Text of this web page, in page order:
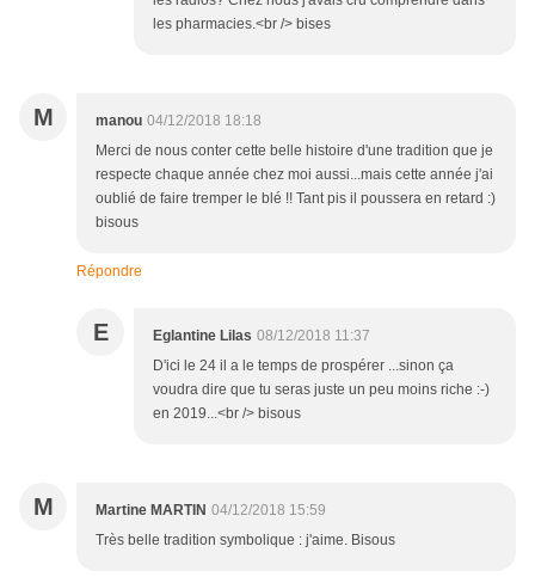
les pharmacies.<br /> bises
M manou 04/12/2018 18:18
Merci de nous conter cette belle histoire d'une tradition que je
respecte chaque année chez moi aussi...mais cette année j'ai
oublié de faire tremper le blé !! Tant pis il poussera en retard :)
bisous
Répondre
E Eglantine Lilas 08/12/2018 11:37
D'ici le 24 il a le temps de prospérer ...sinon ça
voudra dire que tu seras juste un peu moins riche :-)
en 2019...<br /> bisous
M Martine MARTIN 04/12/2018 15:59
Très belle tradition symbolique : j'aime. Bisous